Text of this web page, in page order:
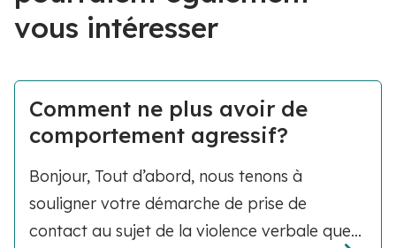
vous intéresser
Comment ne plus avoir de
comportement agressif?
Bonjour, Tout d’abord, nous tenons à
souligner votre démarche de prise de
contact au sujet de la violence verbale que...